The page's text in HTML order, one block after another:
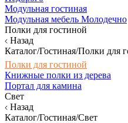
Модульная гостиная
Модульная мебель Молодечно
Полки для гостиной
Назад
Каталог/Гостиная/Полки для
Полки для гостиной
Книжные полки из дерева
Портал для камина
Свет
Назад
Каталог/Гостиная/Свет